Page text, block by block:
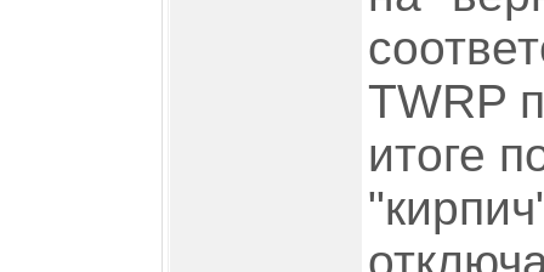
TWRP
итоге